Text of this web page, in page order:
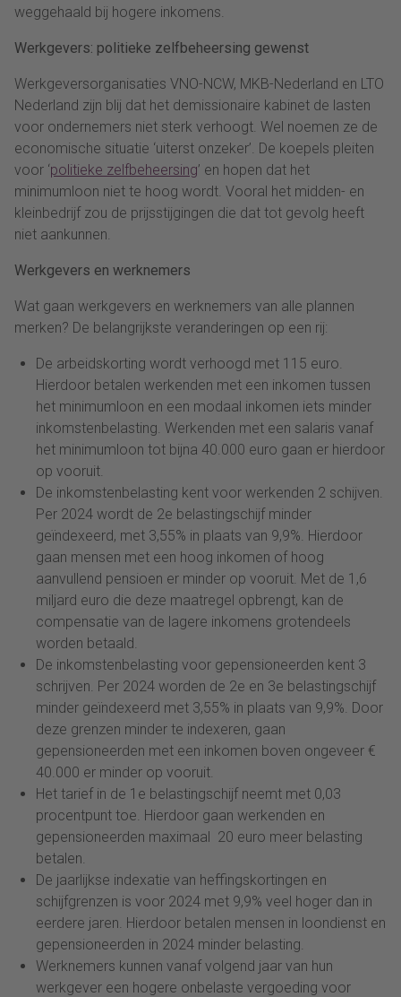
weggehaald bij hogere inkomens.
Werkgevers: politieke zelfbeheersing gewenst
Werkgeversorganisaties VNO-NCW, MKB-Nederland en LTO
Nederland zijn blij dat het demissionaire kabinet de lasten
voor ondernemers niet sterk verhoogt. Wel noemen ze de
economische situatie ‘uiterst onzeker’. De koepels pleiten
voor ‘politieke zelfbeheersing’ en hopen dat het
minimumloon niet te hoog wordt. Vooral het midden- en
kleinbedrijf zou de prijsstijgingen die dat tot gevolg heeft
niet aankunnen.
Werkgevers en werknemers
Wat gaan werkgevers en werknemers van alle plannen
merken? De belangrijkste veranderingen op een rij:
De arbeidskorting wordt verhoogd met 115 euro.
Hierdoor betalen werkenden met een inkomen tussen
het minimumloon en een modaal inkomen iets minder
inkomstenbelasting. Werkenden met een salaris vanaf
het minimumloon tot bijna 40.000 euro gaan er hierdoor
op vooruit.
De inkomstenbelasting kent voor werkenden 2 schijven.
Per 2024 wordt de 2e belastingschijf minder
geïndexeerd, met 3,55% in plaats van 9,9%. Hierdoor
gaan mensen met een hoog inkomen of hoog
aanvullend pensioen er minder op vooruit. Met de 1,6
miljard euro die deze maatregel opbrengt, kan de
compensatie van de lagere inkomens grotendeels
worden betaald.
De inkomstenbelasting voor gepensioneerden kent 3
schrijven. Per 2024 worden de 2e en 3e belastingschijf
minder geïndexeerd met 3,55% in plaats van 9,9%. Door
deze grenzen minder te indexeren, gaan
gepensioneerden met een inkomen boven ongeveer €
40.000 er minder op vooruit.
Het tarief in de 1e belastingschijf neemt met 0,03
procentpunt toe. Hierdoor gaan werkenden en
gepensioneerden maximaal 20 euro meer belasting
betalen.
De jaarlijkse indexatie van heffingskortingen en
schijfgrenzen is voor 2024 met 9,9% veel hoger dan in
eerdere jaren. Hierdoor betalen mensen in loondienst en
gepensioneerden in 2024 minder belasting.
Werknemers kunnen vanaf volgend jaar van hun
werkgever een hogere onbelaste vergoeding voor